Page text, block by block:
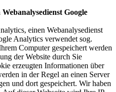
Google
einen Webanalysedienst
Analytics verwendet sog.
Computer gespeichert werden
der Website durch Sie
erzeugten Informationen über
in der Regel an einen Server
und dort gespeichert. Wir haben